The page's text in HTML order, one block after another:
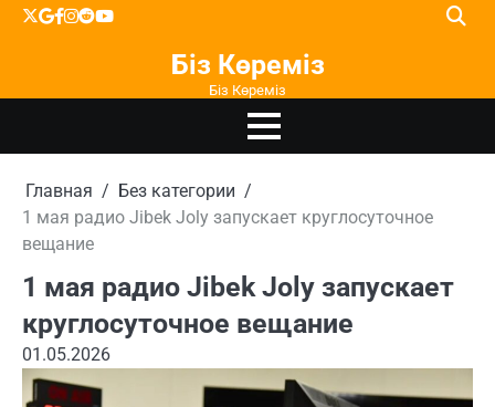
Перейти
X google
facebook
instagram
reddityoutube
Біз Көреміз
Біз Көреміз
Главная
Без категории
1 мая радио Jibek Joly запускает круглосуточное
вещание
1 мая радио Jibek Joly запускает
круглосуточное вещание
01.05.2026